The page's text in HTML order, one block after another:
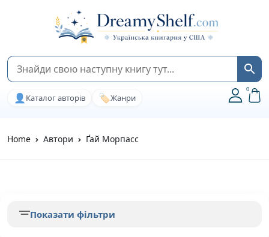
👤 Каталог авторів 🏷️Жанри
0
Home Автори Ґай Морпасс
Показати фільтри